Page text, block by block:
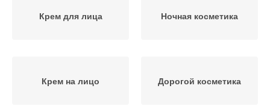
Крем для лица Ночная косметика
Крем на лицо Дорогой косметика